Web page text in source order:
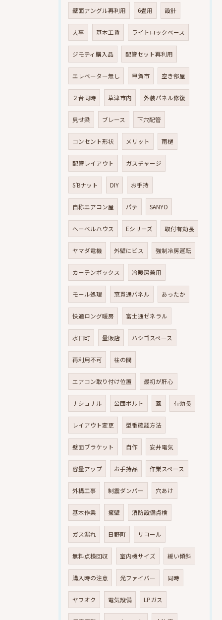
壁面アングル再利用 6畳用 設計
大事 基本工賃 ライトロックベース
ジモティ購入品 配管セット再利用
エレベーター無し 甲賀市 空き部屋
２台同時 草津市内 外装パネル修復
見せ梁 ブレース 下穴配管
コンセント形状 メリット 雨樋
配管レイアウト ガスチャージ
S’Bナット DIY お手持
自称エアコン屋 パテ SANYO
へーベルハウス Eシリーズ 取付有効長
ヤマダ電機 外壁にビス 強制冷房運転
カーテンボックス 冷暖房兼用
モール処理 窓貫通パネル あったか
快適ロング暖房 富士通ゼネラル
水口町 量販店 ハシゴスペース
再利用不可 柱の間
エアコン取り付け位置 最初が肝心
ナショナル 公団ボルト 蓋 有効長
レイアウト変更 型番確認方法
壁面ブラケット 自作 安井電気
容量アップ お手持品 作業スペース
外構工事 制震ダンパー 穴あけ
基本作業 擁壁 消防設備点検
ガス漏れ 日野町 リコール
無料点検回収 室内機サイズ 緩い傾斜
購入時の注意 光ファイバー 同時
ヤフオク 電気設備 LPガス